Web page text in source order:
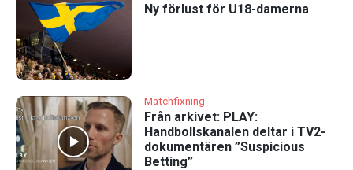
Ny förlust för U18-damerna
Matchfixning
Från arkivet: PLAY:
Handbollskanalen deltar i TV2-
dokumentären ”Suspicious
Betting”